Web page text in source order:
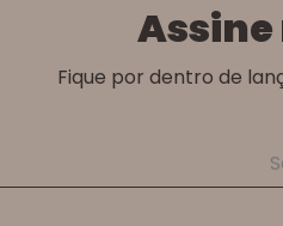
Fique por dentro de